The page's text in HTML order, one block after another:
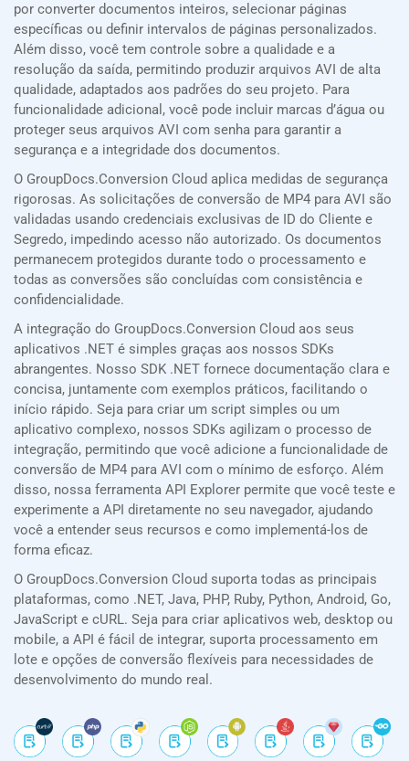
por converter documentos inteiros, selecionar páginas
específicas ou definir intervalos de páginas personalizados.
Além disso, você tem controle sobre a qualidade e a
resolução da saída, permitindo produzir arquivos AVI de alta
qualidade, adaptados aos padrões do seu projeto. Para
funcionalidade adicional, você pode incluir marcas d’água ou
proteger seus arquivos AVI com senha para garantir a
segurança e a integridade dos documentos.
O GroupDocs.Conversion Cloud aplica medidas de segurança
rigorosas. As solicitações de conversão de MP4 para AVI são
validadas usando credenciais exclusivas de ID do Cliente e
Segredo, impedindo acesso não autorizado. Os documentos
permanecem protegidos durante todo o processamento e
todas as conversões são concluídas com consistência e
confidencialidade.
A integração do GroupDocs.Conversion Cloud aos seus
aplicativos .NET é simples graças aos nossos SDKs
abrangentes. Nosso SDK .NET fornece documentação clara e
concisa, juntamente com exemplos práticos, facilitando o
início rápido. Seja para criar um script simples ou um
aplicativo complexo, nossos SDKs agilizam o processo de
integração, permitindo que você adicione a funcionalidade de
conversão de MP4 para AVI com o mínimo de esforço. Além
disso, nossa ferramenta API Explorer permite que você teste e
experimente a API diretamente no seu navegador, ajudando
você a entender seus recursos e como implementá-los de
forma eficaz.
O GroupDocs.Conversion Cloud suporta todas as principais
plataformas, como .NET, Java, PHP, Ruby, Python, Android, Go,
JavaScript e cURL. Seja para criar aplicativos web, desktop ou
mobile, a API é fácil de integrar, suporta processamento em
lote e opções de conversão flexíveis para necessidades de
desenvolvimento do mundo real.